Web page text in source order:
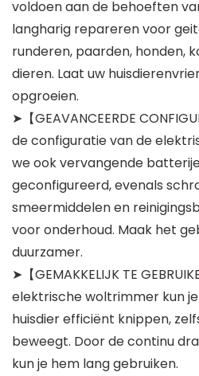
voldoen aan de behoeften
langharig repareren voor
runderen, paarden, honden,
dieren. Laat uw
opgroeien.
➤【GEAVANCEERDE
de configuratie van de
we ook vervangende
geconfigureerd, evenals
smeermiddelen en
voor onderhoud. Maak het
duurzamer.
➤【GEMAKKELIJK TE
elektrische woltrimmer kun
huisdier efficiënt knippen,
beweegt. Door de continu
kun je hem lang gebruiken.